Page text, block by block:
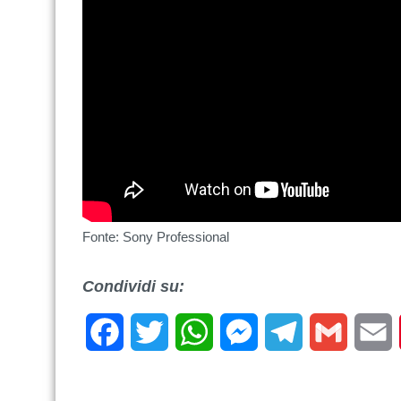
Fonte: Sony Professional
Condividi su:
FacebookTwitter WhatsAppMessengerTelegramGmail